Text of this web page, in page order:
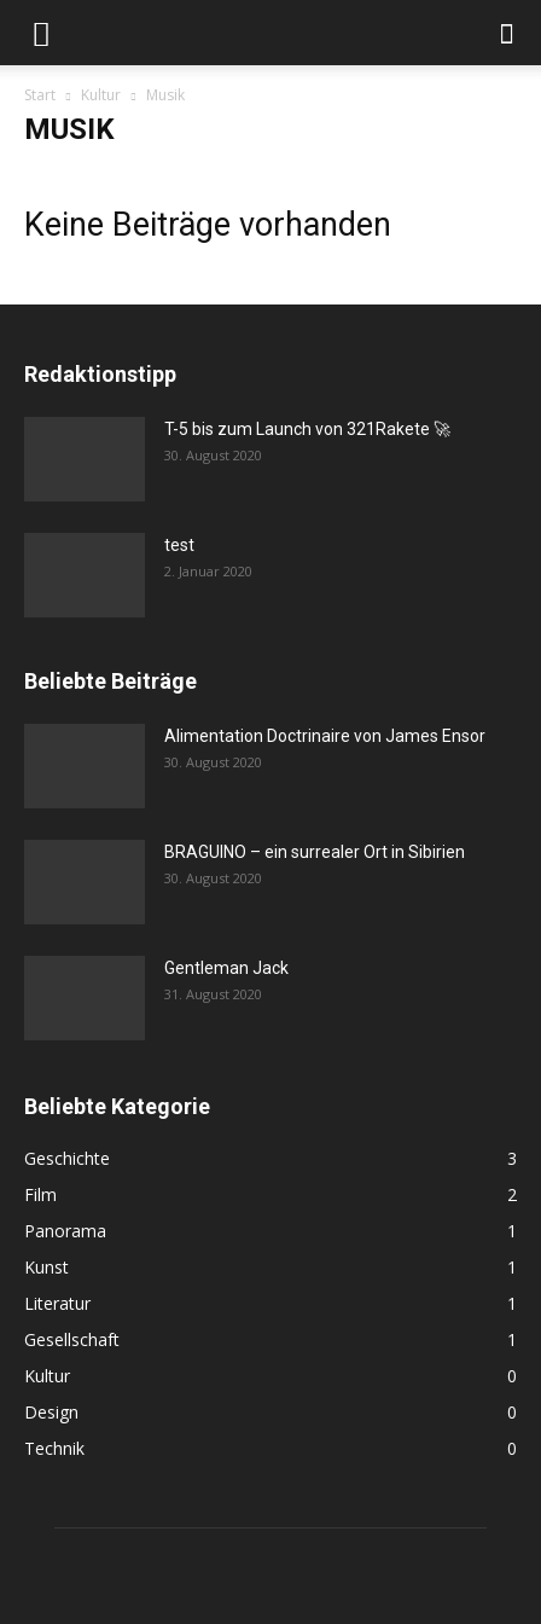
Start Kultur Musik
MUSIK
Keine Beiträge vorhanden
Redaktionstipp
T-5 bis zum Launch von 321Rakete 🚀
30. August 2020
test
2. Januar 2020
Beliebte Beiträge
Alimentation Doctrinaire von James Ensor
30. August 2020
BRAGUINO – ein surrealer Ort in Sibirien
30. August 2020
Gentleman Jack
31. August 2020
Beliebte Kategorie
Geschichte
3
Film
2
Panorama
1
Kunst
1
Literatur
1
Gesellschaft
1
Kultur
0
Design
0
Technik
0